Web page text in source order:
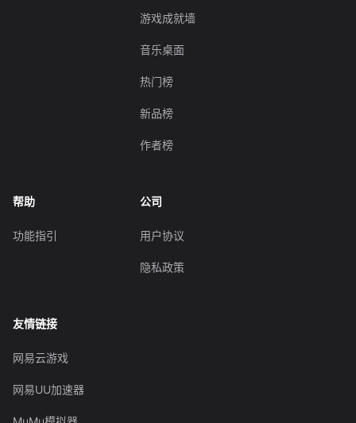
游戏成就墙
音乐桌面
热门榜
新品榜
作者榜
帮助
功能指引
公司
用户协议
隐私政策
友情链接
网易云游戏
网易UU加速器